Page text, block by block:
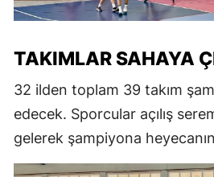
TAKIMLAR SAHAYA
32 ilden toplam 39 takım
edecek. Sporcular açılış
gelerek şampiyona